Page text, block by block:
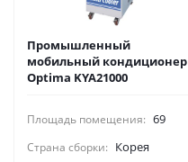
Промышленный
мобильный кондиционер
Optima KYA21000
Площадь помещения: 69
Страна сборки: Корея